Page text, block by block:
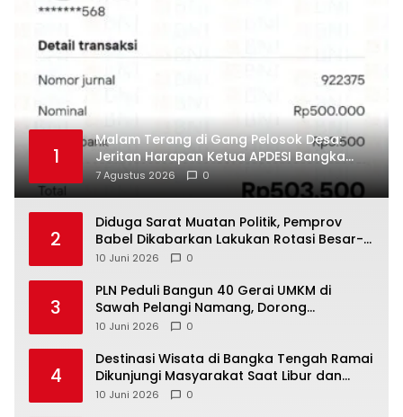
1
Malam Terang di Gang Pelosok Desa:
Jeritan Harapan Ketua APDESI Bangka
Tengah untuk PLN Babel
7 Agustus 2026 0
2
‎Diduga Sarat Muatan Politik, Pemprov
Babel Dikabarkan Lakukan Rotasi Besar-
10 Juni 2026 0
3
‎PLN Peduli Bangun 40 Gerai UMKM di
Sawah Pelangi Namang, Dorong
10 Juni 2026 0
4
‎Destinasi Wisata di Bangka Tengah Ramai
Dikunjungi Masyarakat Saat Libur dan
Akhir Pekan
10 Juni 2026 0